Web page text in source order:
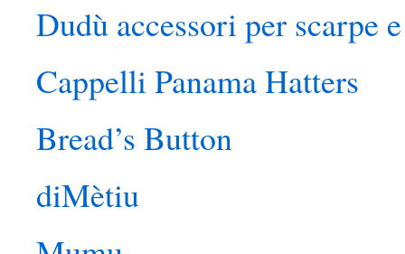
Dudù accessori per scarpe
Cappelli Panama Hatters
Bread’s Button
diMètiu